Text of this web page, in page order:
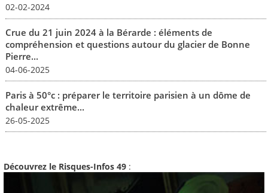
02-02-2024
Crue du 21 juin 2024 à la Bérarde : éléments de
compréhension et questions autour du glacier de Bonne
Pierre...
04-06-2025
Paris à 50°c : préparer le territoire parisien à un dôme de
chaleur extrême...
26-05-2025
Découvrez le Risques-Infos 49 :